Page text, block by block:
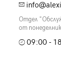
Отдел
от
09:00 -